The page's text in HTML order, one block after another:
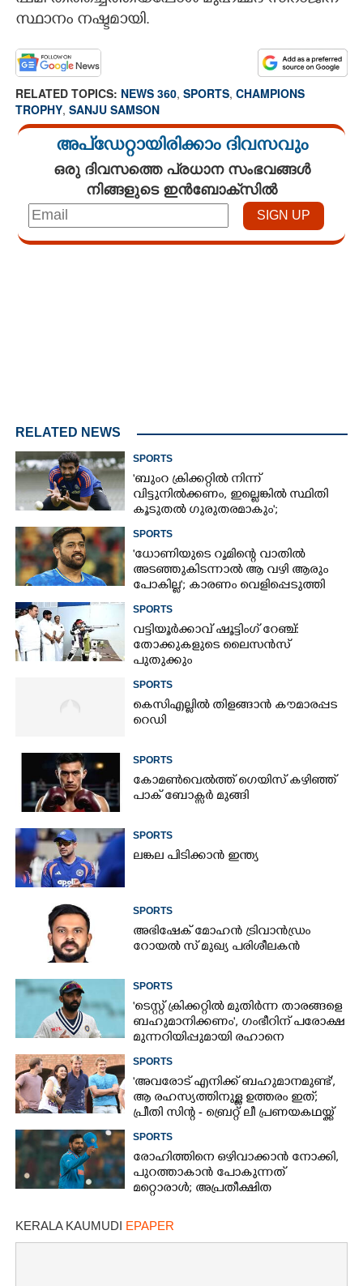
സ്ഥാനം നഷ്ടമായി.
RELATED TOPICS: NEWS 360, SPORTS, CHAMPIONS
TROPHY, SANJU SAMSON
അപ്ഡേറ്റായിരിക്കാം ദിവസവും
ഒരു ദിവസത്തെ പ്രധാന സംഭവങ്ങൾ
നിങ്ങളുടെ ഇൻബോക്സിൽ
RELATED NEWS
SPORTS
'ബുംറ ക്രിക്കറ്റിൽ നിന്ന്
വിട്ടുനിൽക്കണം, ഇല്ലെങ്കിൽ സ്ഥിതി
കൂടുതൽ ഗുരുതരമാകും';
SPORTS
'ധോണിയുടെ റൂമിന്റെ വാതിൽ
അടഞ്ഞുകിടന്നാൽ ആ വഴി ആരും
പോകില്ല'; കാരണം വെളിപ്പെടുത്തി
SPORTS
വട്ടിയൂർക്കാവ് ഷൂട്ടിംഗ് റേഞ്ച്:
തോക്കുകളുടെ ലൈസൻസ്
പുതുക്കും
SPORTS
കെസിഎല്ലിൽ തിളങ്ങാൻ കൗമാരപ്പട
റെഡി
SPORTS
കോമൺവെൽത്ത് ഗെയിസ് കഴിഞ്ഞ്
പാക് ബോക്സർ മുങ്ങി
SPORTS
ലങ്കല പിടിക്കാൻ ഇന്ത്യ
SPORTS
അഭിഷേക് മോഹൻ ട്രിവാൻഡ്രം
റോയൽ സ് മുഖ്യ പരിശീലകൻ
SPORTS
'ടെസ്റ്റ് ക്രിക്കറ്റിൽ മുതിർന്ന താരങ്ങളെ
ബഹുമാനിക്കണം', ഗംഭീറിന് പരോക്ഷ
മുന്നറിയിപ്പുമായി രഹാനെ
SPORTS
'അവരോട് എനിക്ക് ബഹുമാനമുണ്ട്',​
ആ രഹസ്യത്തിനുള്ള ഉത്തരം ഇത്;
പ്രീതി സിന്റ - ബ്രെറ്റ് ലീ പ്രണയകഥയ്ക്ക്
SPORTS
രോഹിത്തിനെ ഒഴിവാക്കാൻ നോക്കി,​
പുറത്താകാൻ പോകുന്നത്
മറ്റൊരാൾ; അപ്രതീക്ഷിത
KERALA KAUMUDI EPAPER